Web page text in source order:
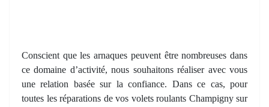
Conscient que les arnaques peuvent être nombreuses dans
ce domaine d’activité, nous souhaitons réaliser avec vous
une relation basée sur la confiance. Dans ce cas, pour
toutes les réparations de vos volets roulants Champigny sur